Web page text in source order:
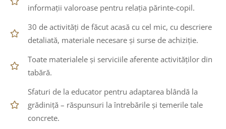
informații valoroase pentru relația părinte-copil.
30 de activități de făcut acasă cu cel mic, cu descriere
detaliată, materiale necesare și surse de achiziție.
Toate materialele și serviciile aferente activităților din
tabără.
Sfaturi de la educator pentru adaptarea blândă la
grădiniță – răspunsuri la întrebările și temerile tale
concrete.